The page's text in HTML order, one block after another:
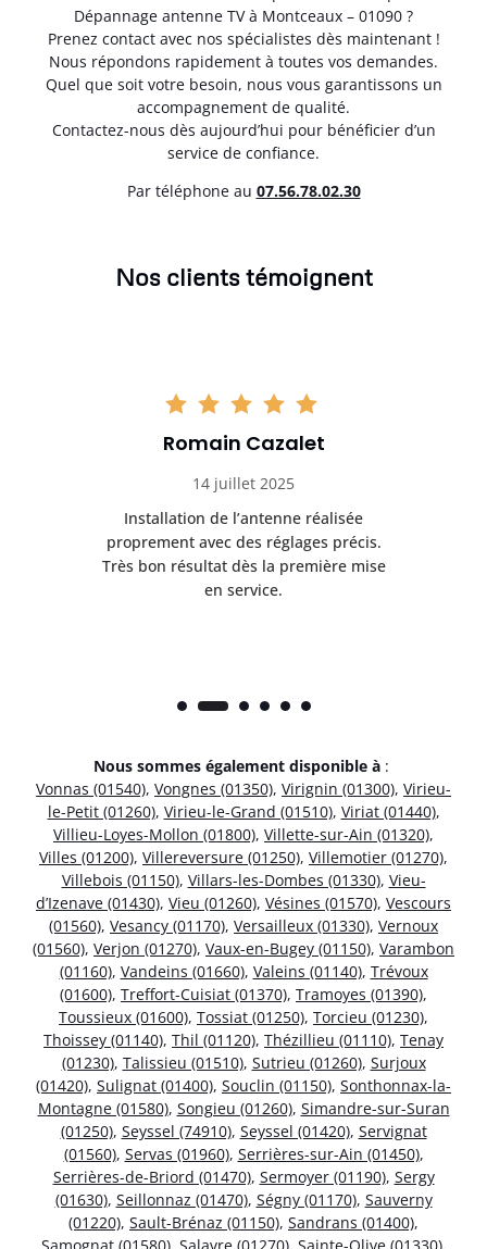
Dépannage antenne TV à Montceaux – 01090 ?
Prenez contact avec nos spécialistes dès maintenant !
Nous répondons rapidement à toutes vos demandes.
Quel que soit votre besoin, nous vous garantissons un
accompagnement de qualité.
Contactez-nous dès aujourd’hui pour bénéficier d’un
service de confiance.
Par téléphone au 07.56.78.02.30
Nos clients témoignent
Romain Cazalet
14 juillet 2025
Installation de l’antenne réalisée
proprement avec des réglages précis.
Très bon résultat dès la première mise
en service.
Nous sommes également disponible à :
Vonnas (01540), Vongnes (01350), Virignin (01300), Virieu-
le-Petit (01260), Virieu-le-Grand (01510), Viriat (01440),
Villieu-Loyes-Mollon (01800), Villette-sur-Ain (01320),
Villes (01200), Villereversure (01250), Villemotier (01270),
Villebois (01150), Villars-les-Dombes (01330), Vieu-
d’Izenave (01430), Vieu (01260), Vésines (01570), Vescours
(01560), Vesancy (01170), Versailleux (01330), Vernoux
(01560), Verjon (01270), Vaux-en-Bugey (01150), Varambon
(01160), Vandeins (01660), Valeins (01140), Trévoux
(01600), Treffort-Cuisiat (01370), Tramoyes (01390),
Toussieux (01600), Tossiat (01250), Torcieu (01230),
Thoissey (01140), Thil (01120), Thézillieu (01110), Tenay
(01230), Talissieu (01510), Sutrieu (01260), Surjoux
(01420), Sulignat (01400), Souclin (01150), Sonthonnax-la-
Montagne (01580), Songieu (01260), Simandre-sur-Suran
(01250), Seyssel (74910), Seyssel (01420), Servignat
(01560), Servas (01960), Serrières-sur-Ain (01450),
Serrières-de-Briord (01470), Sermoyer (01190), Sergy
(01630), Seillonnaz (01470), Ségny (01170), Sauverny
(01220), Sault-Brénaz (01150), Sandrans (01400),